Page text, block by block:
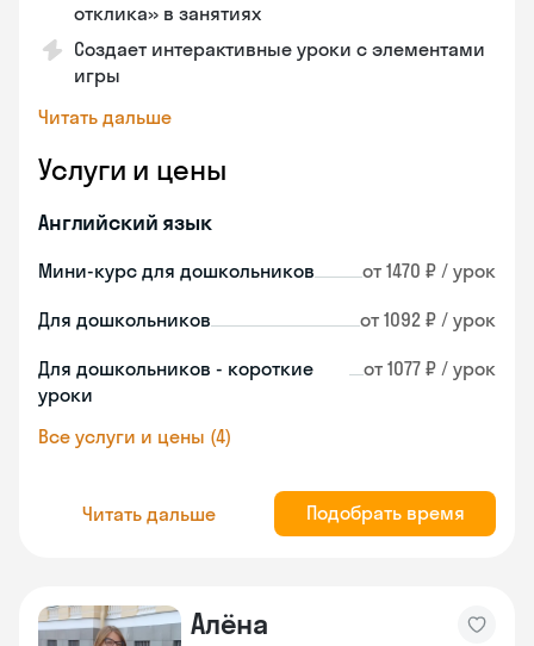
отклика» в занятиях
Создает интерактивные уроки с элементами
игры
Читать дальше
Услуги и цены
Английский язык
Мини-курс для дошкольников от 1470 ₽ / урок
Для дошкольников от 1092 ₽ / урок
Для дошкольников - короткие
уроки
от 1077 ₽ / урок
Все услуги и цены (4)
Читать дальше Подобрать время
Алёна